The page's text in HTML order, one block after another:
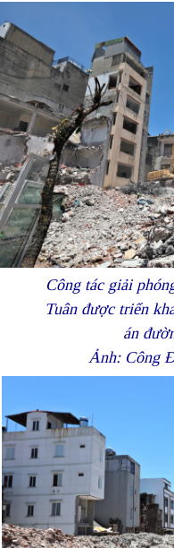
Công tác giải
Tuân được triển
án
Ảnh: Công